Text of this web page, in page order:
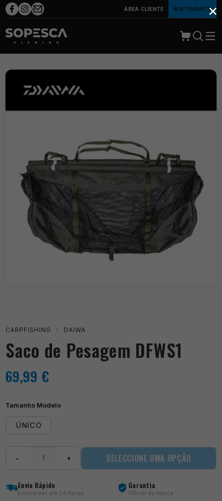
ÁREA CLIENTE MATCHBAITS
CARPFISHING › DAIWA
Saco de Pesagem DFWS1
69,99 €
Tamanho Modelo
ÚNICO
Pesagem
DFWS1
− + SELECCIONE UMA OPÇÃO
Envio Rápido
Envios em até 24 horas
Garantia
Oficial da Marca
×